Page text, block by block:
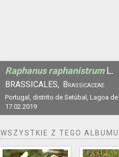
Raphanus raphanistrum L.
BRASSICALES, Brassicaceae
Portugal, distrito de Setúbal, Lagoa
17.02.2019
WSZYSTKIE Z TEGO ALBUMU